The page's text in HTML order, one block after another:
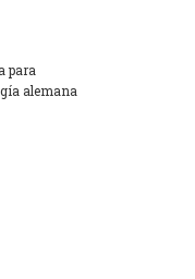
para
alemana